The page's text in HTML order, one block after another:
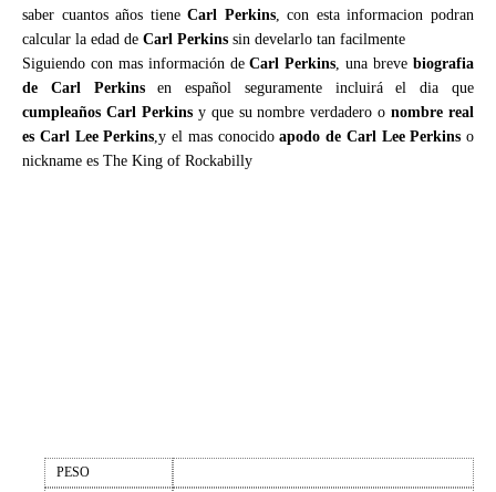
saber cuantos años tieneCarl Perkins, con esta informacion podran
calcular la edad de Carl Perkins sin develarlo tan facilmente
Siguiendo con mas información deCarl Perkins, una brevebiografia
de Carl Perkinsen español seguramente incluirá el dia que
cumpleaños Carl Perkinsy que su nombre verdadero onombre real
es Carl Lee Perkins,y el mas conocidoapodo de Carl Lee Perkins o
nickname es The King of Rockabilly
PESO